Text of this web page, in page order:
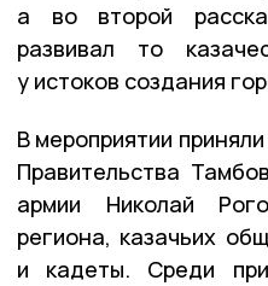
а во второй
развивал то
у истоков создания
В мероприятии
Правительства
армии Николай
региона, казачьих
и кадеты. Среди